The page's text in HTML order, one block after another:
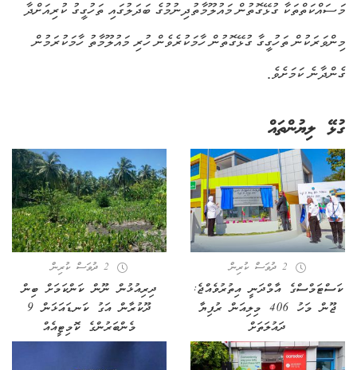
މަސައްކަތްތަކާ ގުޅޭގޮތުން މައުލޫމާތުދިނުމުގެ ބަދަލުގައި ތަހުގީގު ކުރިއަށްދާ
މިންވަރަކުން ތަހުގީގާ ގުޅޭގޮތުން ހާމަކުރެވެން ހުރި މައުލޫމާތު ހާމަކުރަމުން
ގެންދާނެ ކަމަށެވެ.
ގުޅޭ ލިޔުންތައް
2 ދުވަސް ކުރިން
ކަސްޓަމްސްގެ އާމްދަނީ އިތުރުވެއްޖެ:
ޖޫން މަހު 406 މިލިއަން ރުފިޔާ
ދައުލަތަށް
2 ދުވަސް ކުރިން
ދިރިއުޅުން ނޫން ކަންކަމަށް ބިން
ދޫކުރާން އަގު ކަނޑައަޅަން 9
މެންބަރުންގެ ކޮމިޓީއެއް